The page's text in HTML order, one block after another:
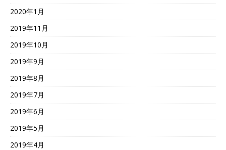
2020年1月
2019年11月
2019年10月
2019年9月
2019年8月
2019年7月
2019年6月
2019年5月
2019年4月